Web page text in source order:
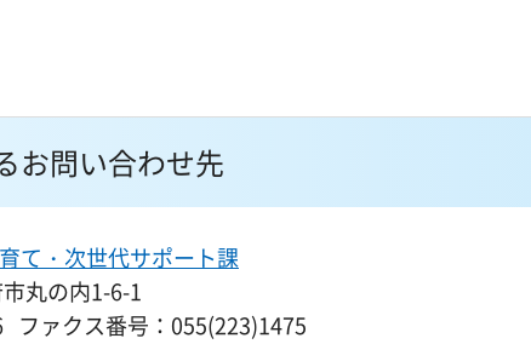
お問い合わせ先
て・次世代サポート課
丸の内1-6-1
ファクス番号：055(223)1475